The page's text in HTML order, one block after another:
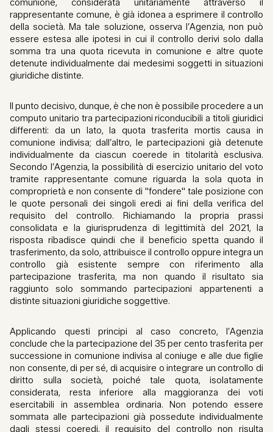
comunione, considerata unitariamente attraverso il
rappresentante comune, è già idonea a esprimere il controllo
della società. Ma tale soluzione, osserva l’Agenzia, non può
essere estesa alle ipotesi in cui il controllo derivi solo dalla
somma tra una quota ricevuta in comunione e altre quote
detenute individualmente dai medesimi soggetti in situazioni
giuridiche distinte.
Il punto decisivo, dunque, è che non è possibile procedere a un
computo unitario tra partecipazioni riconducibili a titoli giuridici
differenti: da un lato, la quota trasferita mortis causa in
comunione indivisa; dall’altro, le partecipazioni già detenute
individualmente da ciascun coerede in titolarità esclusiva.
Secondo l’Agenzia, la possibilità di esercizio unitario del voto
tramite rappresentante comune riguarda la sola quota in
comproprietà e non consente di "fondere" tale posizione con
le quote personali dei singoli eredi ai fini della verifica del
requisito del controllo. Richiamando la propria prassi
consolidata e la giurisprudenza di legittimità del 2021, la
risposta ribadisce quindi che il beneficio spetta quando il
trasferimento, da solo, attribuisce il controllo oppure integra un
controllo già esistente sempre con riferimento alla
partecipazione trasferita, ma non quando il risultato sia
raggiunto solo sommando partecipazioni appartenenti a
distinte situazioni giuridiche soggettive.
Applicando questi principi al caso concreto, l’Agenzia
conclude che la partecipazione del 35 per cento trasferita per
successione in comunione indivisa al coniuge e alle due figlie
non consente, di per sé, di acquisire o integrare un controllo di
diritto sulla società, poiché tale quota, isolatamente
considerata, resta inferiore alla maggioranza dei voti
esercitabili in assemblea ordinaria. Non potendo essere
sommata alle partecipazioni già possedute individualmente
dagli stessi coeredi, il requisito del controllo non risulta